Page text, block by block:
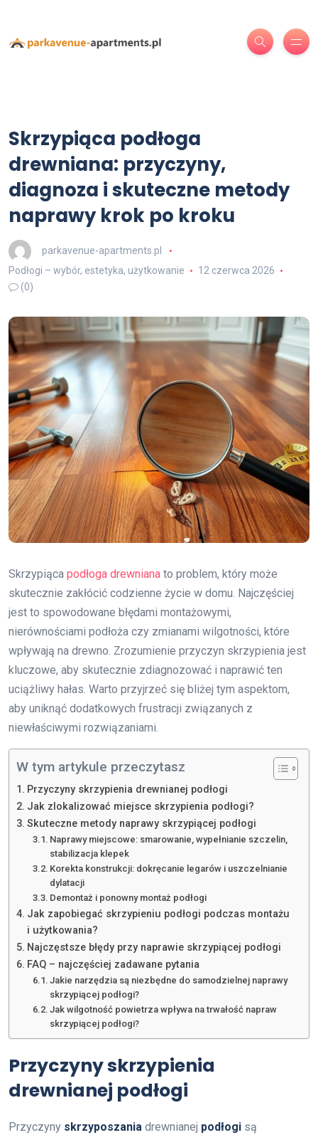
Skrzypiąca podłoga
drewniana: przyczyny,
diagnoza i skuteczne metody
naprawy krok po kroku
parkavenue-apartments.pl
Podłogi – wybór, estetyka, użytkowanie
12 czerwca 2026
(0)
Skrzypiąca podłoga drewniana to problem, który może
skutecznie zakłócić codzienne życie w domu. Najczęściej
jest to spowodowane błędami montażowymi,
nierównościami podłoża czy zmianami wilgotności, które
wpływają na drewno. Zrozumienie przyczyn skrzypienia jest
kluczowe, aby skutecznie zdiagnozować i naprawić ten
uciążliwy hałas. Warto przyjrzeć się bliżej tym aspektom,
aby uniknąć dodatkowych frustracji związanych z
niewłaściwymi rozwiązaniami.
W tym artykule przeczytasz
Przyczyny skrzypienia drewnianej podłogi
Jak zlokalizować miejsce skrzypienia podłogi?
Skuteczne metody naprawy skrzypiącej podłogi
Naprawy miejscowe: smarowanie, wypełnianie szczelin,
stabilizacja klepek
Korekta konstrukcji: dokręcanie legarów i uszczelnianie
dylatacji
Demontaż i ponowny montaż podłogi
Jak zapobiegać skrzypieniu podłogi podczas montażu
i użytkowania?
Najczęstsze błędy przy naprawie skrzypiącej podłogi
FAQ – najczęściej zadawane pytania
Jakie narzędzia są niezbędne do samodzielnej naprawy
skrzypiącej podłogi?
Jak wilgotność powietrza wpływa na trwałość napraw
skrzypiącej podłogi?
Przyczyny skrzypienia
drewnianej podłogi
Przyczyny skrzyposzania drewnianej podłogi są